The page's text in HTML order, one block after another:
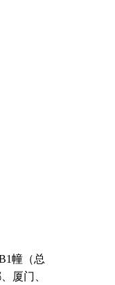
幢（总
厦门、